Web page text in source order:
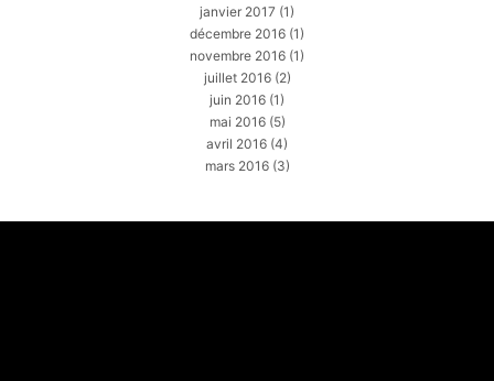
janvier 2017 (1)
décembre 2016 (1)
novembre 2016 (1)
juillet 2016(2)
juin 2016 (1)
mai 2016(5)
avril 2016 (4)
mars 2016(3)